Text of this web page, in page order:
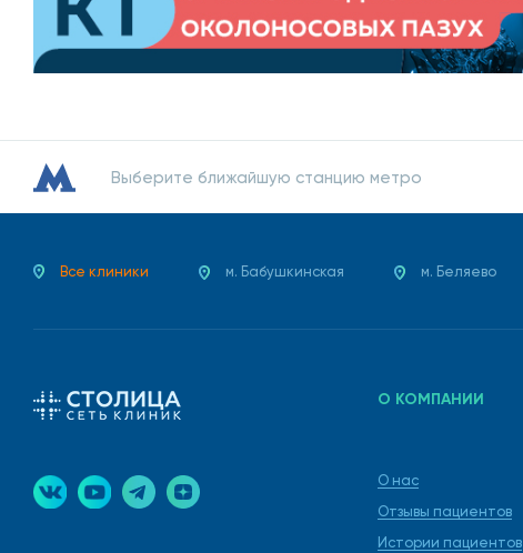
Выберите ближайшую станцию метро
Все клиники м. Бабушкинская м. Беляево
О КОМПАНИИ
О нас
Отзывы пациентов
Истории пациентов